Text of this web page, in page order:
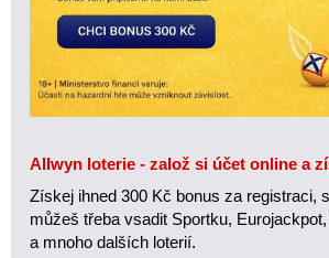
Allwyn loterie - založ si účet online a
Získej ihned 300 Kč bonus za registraci,
můžeš třeba vsadit Sportku,
a mnoho dalších loterií.